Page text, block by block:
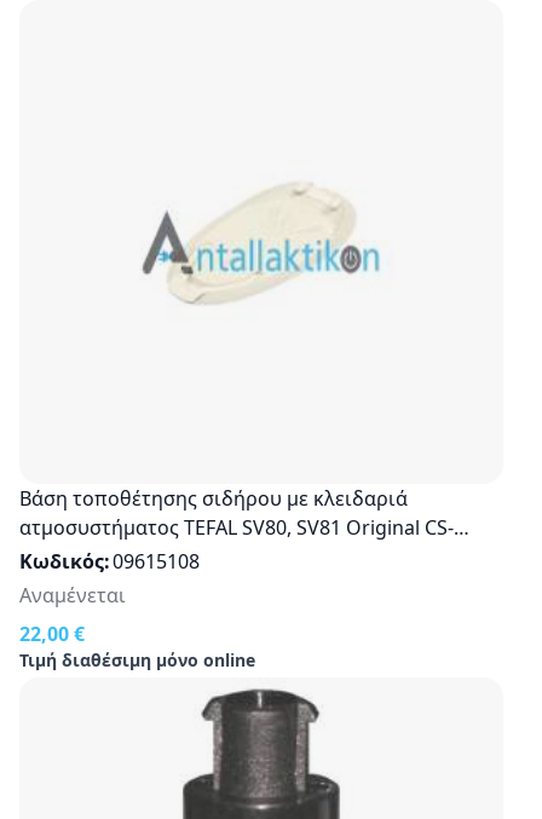
Βάση τοποθέτησης σιδήρου με κλειδαριά
ατμοσυστήματος TEFAL SV80, SV81 Original CS-
10000110
Κωδικός 09615108
22,00 €
Τιμή διαθέσιμη μόνο online
Αναμένεται